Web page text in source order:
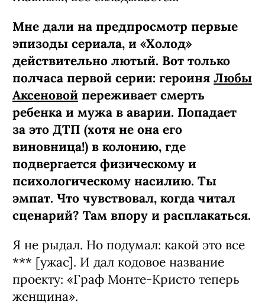
Мне дали на предпросмотр первые
эпизоды сериала, и «Холод»
действительно лютый. Вот только
полчаса первой серии: героиня Любы
Аксеновой переживает смерть
ребенка и мужа в аварии. Попадает
за это ДТП (хотя не она его
виновница!) в колонию, где
подвергается физическому и
психологическому насилию. Ты
эмпат. Что чувствовал, когда читал
сценарий? Там впору и расплакаться.
Я не рыдал. Но подумал: какой это все
*** [ужас]. И дал кодовое название
проекту: «Граф Монте-­Кристо теперь
женщина».